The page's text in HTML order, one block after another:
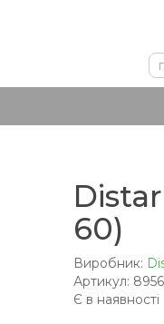
60)
Виробник:
Артикул:
Є в наявності